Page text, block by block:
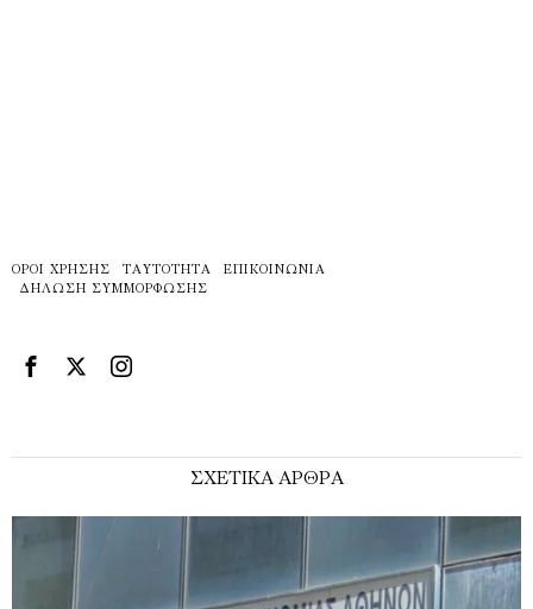
ΌΡΟΙ ΧΡΉΣΗΣ ΤΑΥΤΌΤΗΤΑ
ΕΠΙΚΟΙΝΩΝΊΑ
ΔΉΛΩΣΗ ΣΥΜΜΌΡΦΩΣΗΣ
ΣΧΕΤΙΚΑ ΑΡΘΡΑ